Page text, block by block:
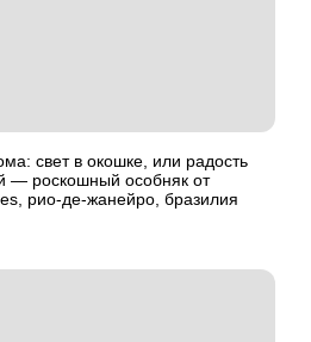
свет в окошке, или радость
— роскошный особняк от
рио-де-жанейро, бразилия